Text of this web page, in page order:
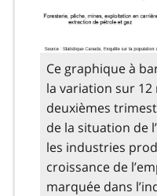
Ce graphique à
la variation sur 12
deuxièmes
de la situation de
les industries
croissance de
marquée dans